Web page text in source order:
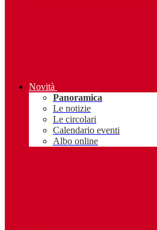
Novità
Panoramica
Le notizie
Le circolari
Calendario eventi
Albo online